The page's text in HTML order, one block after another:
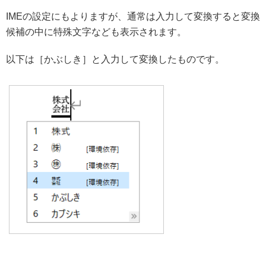
IMEの設定にもよりますが、通常は入力して変換すると変換
候補の中に特殊文字なども表示されます。
以下は［かぶしき］と入力して変換したものです。